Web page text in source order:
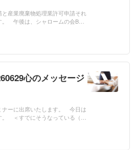
産業廃棄物処理業許可申請それ
午後は、シャロームの会B型
心のメッセージ
ーに出席いたします。 今日は
＜すでにそうなっている（そ